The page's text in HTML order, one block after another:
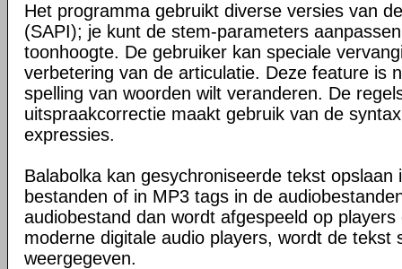
Het programma gebruikt diverse versies van
(SAPI); je kunt de stem-parameters
toonhoogte. De gebruiker kan speciale
verbetering van de articulatie. Deze feature is
spelling van woorden wilt veranderen. De
uitspraakcorrectie maakt gebruik van de
expressies.
Balabolka kan gesychroniseerde tekst opslaan
bestanden of in MP3 tags in de
audiobestand dan wordt afgespeeld op
moderne digitale audio players, wordt de tekst
weergegeven.